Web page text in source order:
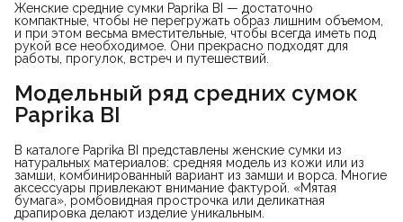
Женские средние сумки Paprika BI — достаточно
компактные, чтобы не перегружать образ лишним объемом,
и при этом весьма вместительные, чтобы всегда иметь под
рукой все необходимое. Они прекрасно подходят для
работы, прогулок, встреч и путешествий.
Модельный ряд средних сумок
Paprika BI
В каталоге Paprika BI представлены женские сумки из
натуральных материалов: средняя модель из кожи или из
замши, комбинированный вариант из замши и ворса. Многие
аксессуары привлекают внимание фактурой. «Мятая
бумага», ромбовидная прострочка или деликатная
драпировка делают изделие уникальным.